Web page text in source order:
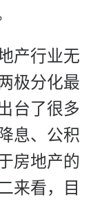
产行业无
极分化最
台了很多
息、公积
房地产的
来看，目